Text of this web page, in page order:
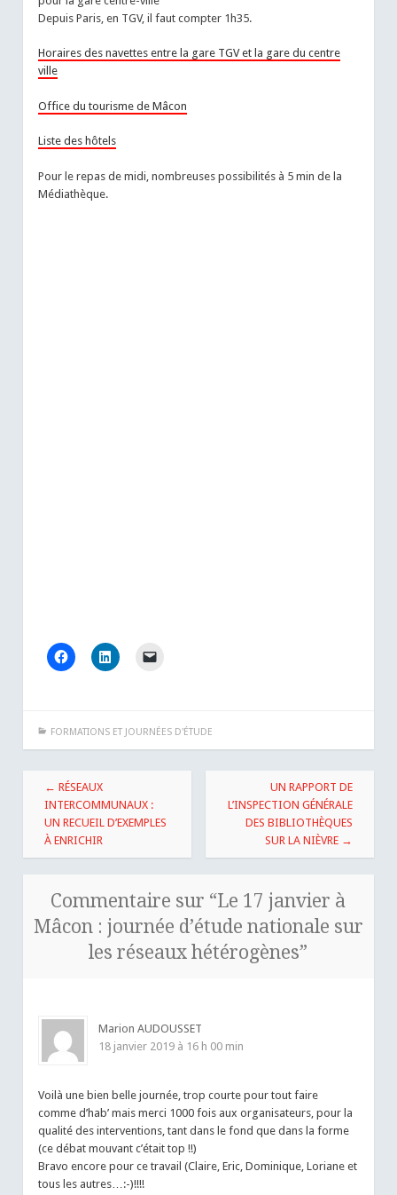
Depuis Paris, en TGV, il faut compter 1h35.
Horaires des navettes entre la gare TGV et la gare du centre
ville
Office du tourisme de Mâcon
Liste des hôtels
Pour le repas de midi, nombreuses possibilités à 5 min de la
Médiathèque.
FORMATIONS ET JOURNÉES D'ÉTUDE
Navigation
des
articles
← RÉSEAUX
INTERCOMMUNAUX :
UN RECUEIL D’EXEMPLES
À ENRICHIR
UN RAPPORT DE
L’INSPECTION GÉNÉRALE
DES BIBLIOTHÈQUES
SUR LA NIÈVRE →
Commentaire sur “Le 17 janvier à
Mâcon : journée d’étude nationale sur
les réseaux hétérogènes”
Marion AUDOUSSET
18 janvier 2019 à 16 h 00 min
Voilà une bien belle journée, trop courte pour tout faire
comme d’hab’ mais merci 1000 fois aux organisateurs, pour la
qualité des interventions, tant dans le fond que dans la forme
(ce débat mouvant c’était top !!)
Bravo encore pour ce travail (Claire, Eric, Dominique, Loriane et
tous les autres…:-)!!!!